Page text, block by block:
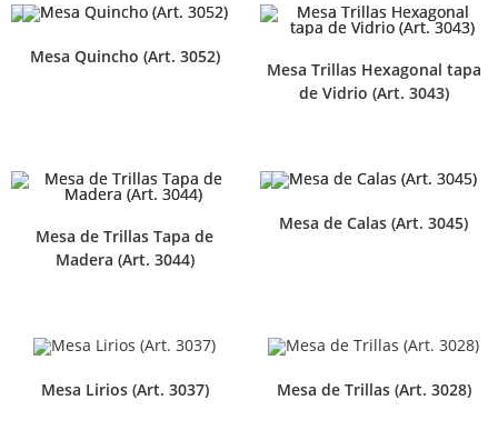
Mesa Quincho (Art. 3052)
Mesa Trillas Hexagonal tapa
de Vidrio (Art. 3043)
Mesa de Trillas Tapa de
Madera (Art. 3044)
Mesa de Calas (Art. 3045)
Mesa Lirios (Art. 3037) Mesa de Trillas (Art. 3028)